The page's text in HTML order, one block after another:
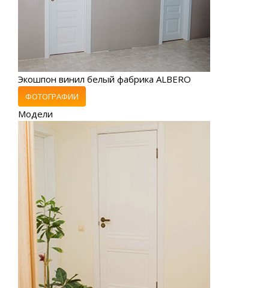
Экошпон винил белый фабрика ALBERO
ФОТОГРАФИИ
Модели